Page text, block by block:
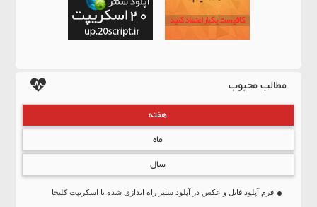
مطالب محبوب
هفته
ماه
سال
فرم آپلود فایل و عکس در آپلود سنتر راه اندازی شده با اسکریپت کلیجا